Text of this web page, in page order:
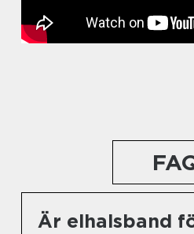
Är elhalsband